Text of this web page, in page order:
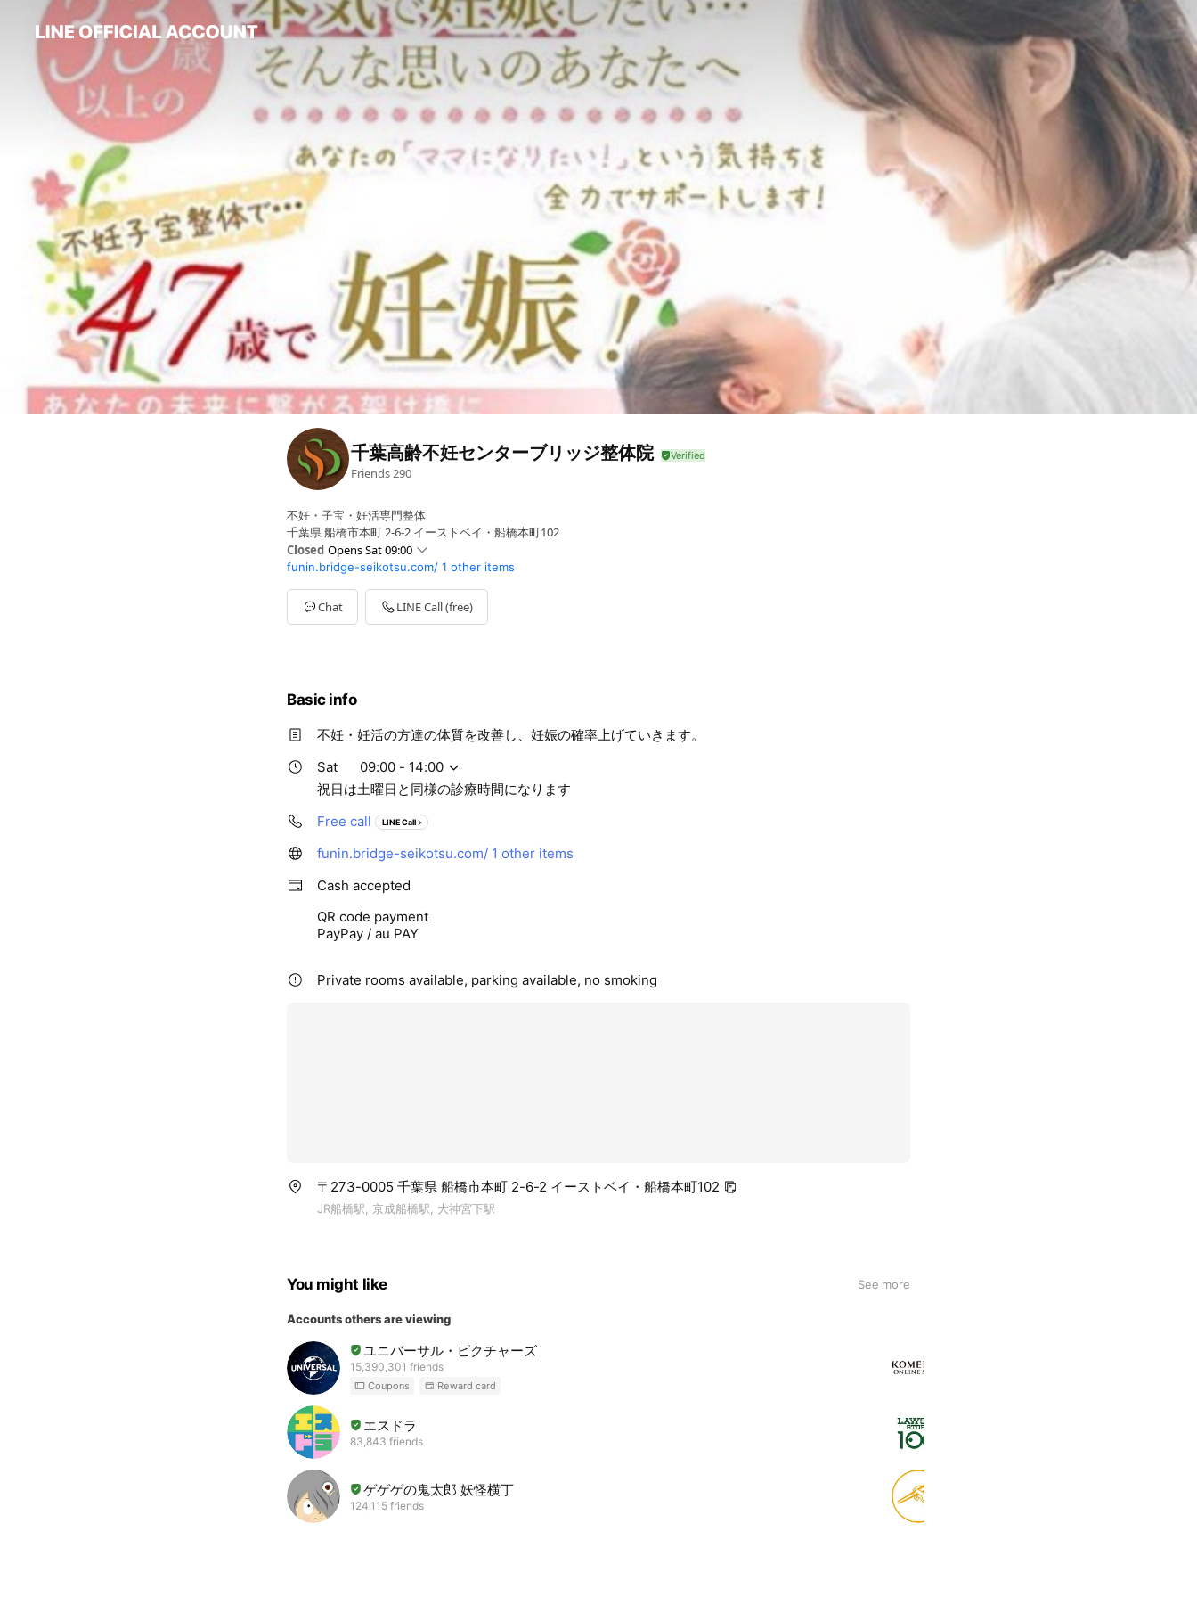
千葉高齢不妊センターブリッジ整体院
Friends 290
不妊・子宝・妊活専門整体
千葉県 船橋市本町 2-6-2 イーストベイ・船橋本町102
Closed Opens Sat 09:00
SunClosed
Mon09:00 - 12:30,15:00 - 20:00
Tue09:00 - 12:30,15:00 - 20:00
Wed09:00 - 12:30,15:00 - 20:00
funin.bridge-seikotsu.com/ 1 other items
Chat LINE Call (free)
Basic info
不妊・妊活の方達の体質を改善し、妊娠の確率上げていきます。
Sat
09:00 - 14:00
祝日は土曜日と同様の診療時間になります
Free call
LINE Call
funin.bridge-seikotsu.com/ 1 other items
Cash accepted
QR code payment
PayPay / au PAY
Private rooms available, parking available, no smoking
〒273-0005 千葉県 船橋市本町 2-6-2 イーストベイ・船橋本町102
JR船橋駅, 京成船橋駅, 大神宮下駅
You might like See more
Accounts others are viewing
ユニバーサル・ピクチャーズ
15,390,301 friends
Coupons Reward card
エスドラ
83,843 friends
ゲゲゲの鬼太郎 妖怪横丁
124,115 friends